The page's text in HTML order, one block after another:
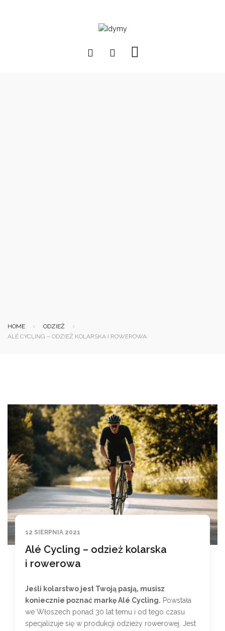
HOME
ODZIEŻ
ALÉ CYCLING – ODZIEŻ KOLARSKA I ROWEROWA
12 SIERPNIA 2021
Alé Cycling – odzież kolarska
i rowerowa
Jeśli kolarstwo jest Twoją pasją, musisz
koniecznie poznać markę Alé Cycling. Powstała
we Włoszech ponad 30 lat temu i od tego czasu
specjalizuje się w produkcji odzieży rowerowej. Jest